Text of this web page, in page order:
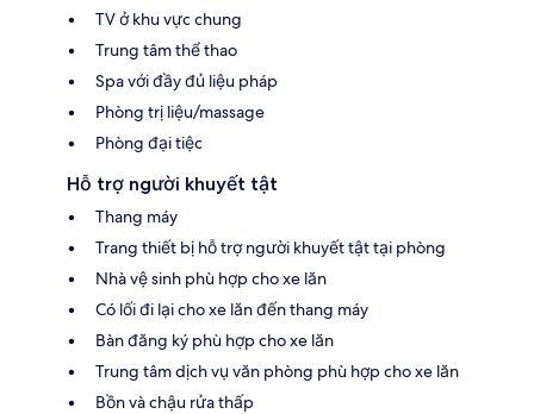
TV ở khu vực chung
Trung tâm thể thao
Spa với đầy đủ liệu pháp
Phòng trị liệu/massage
Phòng đại tiệc
Hỗ trợ người khuyết tật
Thang máy
Trang thiết bị hỗ trợ người khuyết tật tại phòng
Nhà vệ sinh phù hợp cho xe lăn
Có lối đi lại cho xe lăn đến thang máy
Bàn đăng ký phù hợp cho xe lăn
Trung tâm dịch vụ văn phòng phù hợp cho xe lăn
Bồn và chậu rửa thấp